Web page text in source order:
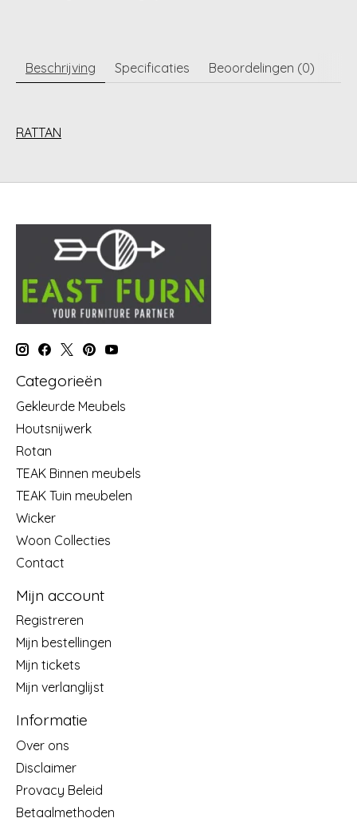
Beschrijving Specificaties Beoordelingen (0)
RATTAN
Categorieën
Gekleurde Meubels
Houtsnijwerk
Rotan
TEAK Binnen meubels
TEAK Tuin meubelen
Wicker
Woon Collecties
Contact
Mijn account
Registreren
Mijn bestellingen
Mijn tickets
Mijn verlanglijst
Informatie
Over ons
Disclaimer
Provacy Beleid
Betaalmethoden